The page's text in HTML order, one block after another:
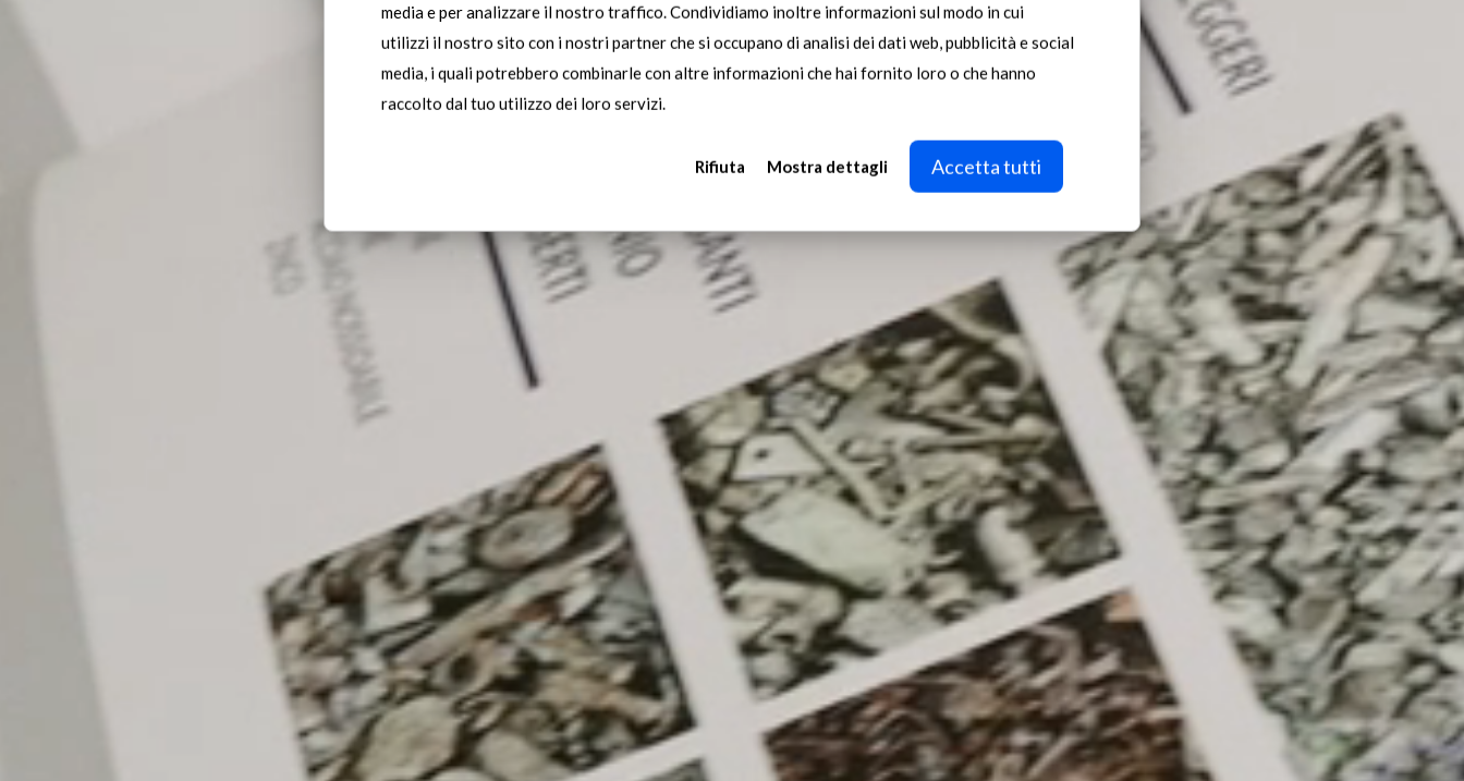
media e per analizzare il nostro traffico. Condividiamo inoltre informazioni sul modo in cui
utilizzi il nostro sito con i nostri partner che si occupano di analisi dei dati web, pubblicità e social
media, i quali potrebbero combinarle con altre informazioni che hai fornito loro o che hanno
raccolto dal tuo utilizzo dei loro servizi.
Rifiuta Mostra dettagli Accetta tutti